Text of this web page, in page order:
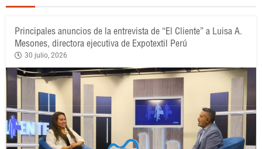
Principales anuncios de la entrevista de “El Cliente” a Luisa A.
Mesones, directora ejecutiva de Expotextil Perú
30 julio, 2026